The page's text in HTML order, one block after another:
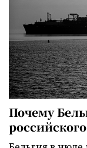
Почему